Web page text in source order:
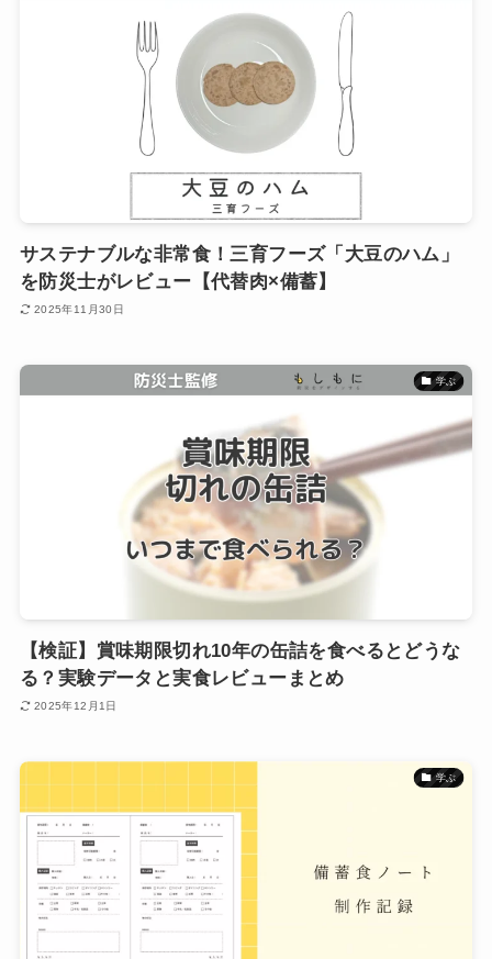
サステナブルな非常食！三育フーズ「大豆のハム」
を防災士がレビュー【代替肉×備蓄】
2025年11月30日
学ぶ
【検証】賞味期限切れ10年の缶詰を食べるとどうな
る？実験データと実食レビューまとめ
2025年12月1日
学ぶ